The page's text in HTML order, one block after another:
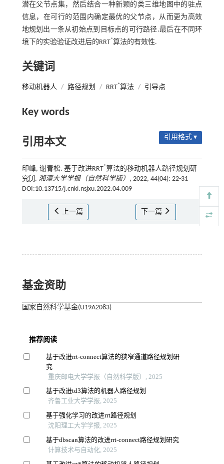
潜在父节点集，然后结合一种新颖的类三维地图中的驻点
信息，在可行的范围内确定最优的父节点，从而更为高效
地规划出一条从初始点到目标点的可行路径.最后在不同环
境下的实验验证改进后的RRT*算法的有效性.
关键词
移动机器人 / 路径规划 / RRT*算法 / 引导点
Key words
引用本文 引用格式 ▾
印峰, 谢青松. 基于改进RRT*算法的移动机器人路径规划研
究[J]. 湘潭大学学报（自然科学版） , 2022, 44(04): 22-31
DOI:10.13715/j.cnki.nsjxu.2022.04.009
上一篇 下一篇
基金资助
国家自然科学基金(U19A2083)